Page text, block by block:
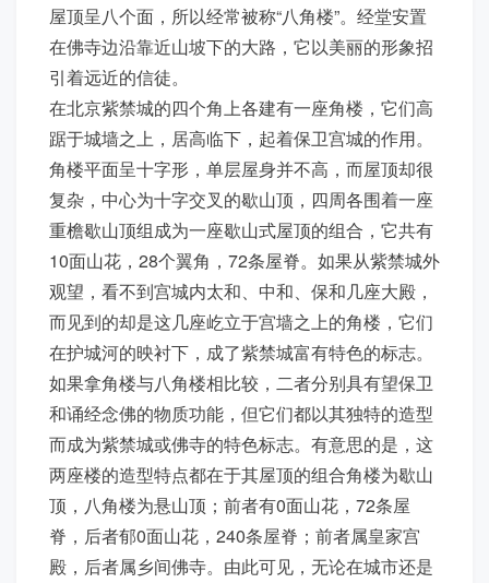
屋顶呈八个面，所以经常被称“八角楼”。经堂安置
在佛寺边沿靠近山坡下的大路，它以美丽的形象招
引着远近的信徒。
在北京紫禁城的四个角上各建有一座角楼，它们高
踞于城墙之上，居高临下，起着保卫宫城的作用。
角楼平面呈十字形，单层屋身并不高，而屋顶却很
复杂，中心为十字交叉的歇山顶，四周各围着一座
重檐歇山顶组成为一座歇山式屋顶的组合，它共有
10面山花，28个翼角，72条屋脊。如果从紫禁城外
观望，看不到宫城内太和、中和、保和几座大殿，
而见到的却是这几座屹立于宫墙之上的角楼，它们
在护城河的映衬下，成了紫禁城富有特色的标志。
如果拿角楼与八角楼相比较，二者分别具有望保卫
和诵经念佛的物质功能，但它们都以其独特的造型
而成为紫禁城或佛寺的特色标志。有意思的是，这
两座楼的造型特点都在于其屋顶的组合角楼为歇山
顶，八角楼为悬山顶；前者有0面山花，72条屋
脊，后者郁0面山花，240条屋脊；前者属皇家宫
殿，后者属乡间佛寺。由此可见，无论在城市还是